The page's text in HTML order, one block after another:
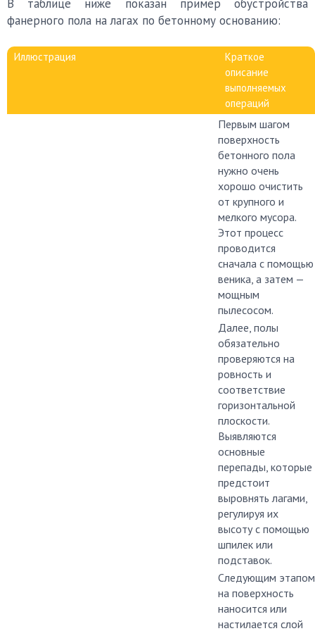
В таблице ниже показан пример обустройства
фанерного пола на лагах по бетонному основанию:
Иллюстрация
Краткое
описание
выполняемых
операций
Первым шагом
поверхность
бетонного пола
нужно очень
хорошо очистить
от крупного и
мелкого мусора.
Этот процесс
проводится
сначала с помощью
веника, а затем —
мощным
пылесосом.
Далее, полы
обязательно
проверяются на
ровность и
соответствие
горизонтальной
плоскости.
Выявляются
основные
перепады, которые
предстоит
выровнять лагами,
регулируя их
высоту с помощью
шпилек или
подставок.
Следующим этапом
на поверхность
наносится или
настилается слой